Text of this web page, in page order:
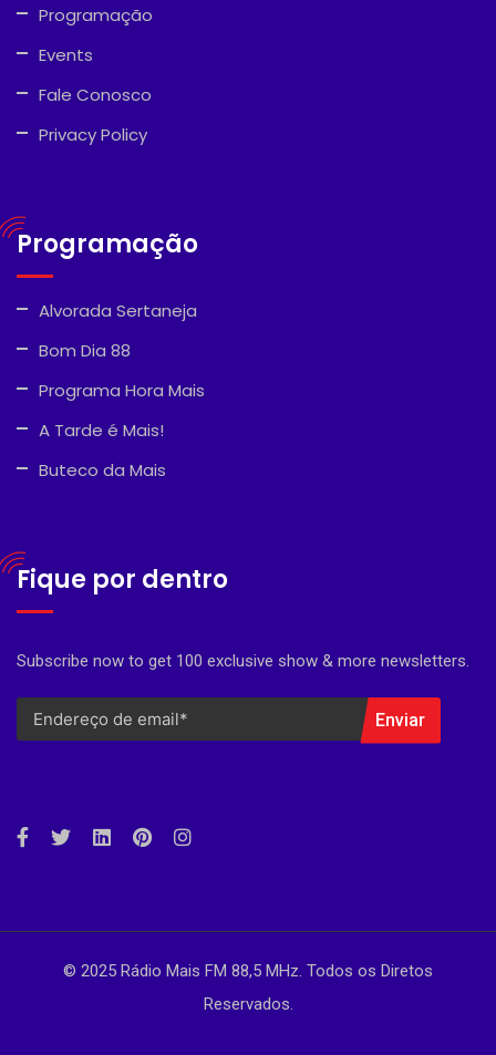
Programação
Events
Fale Conosco
Privacy Policy
Programação
Alvorada Sertaneja
Bom Dia 88
Programa Hora Mais
A Tarde é Mais!
Buteco da Mais
Fique por dentro
Subscribe now to get 100 exclusive show & more newsletters.
Enviar
© 2025 Rádio Mais FM 88,5 MHz. Todos os Diretos
Reservados.